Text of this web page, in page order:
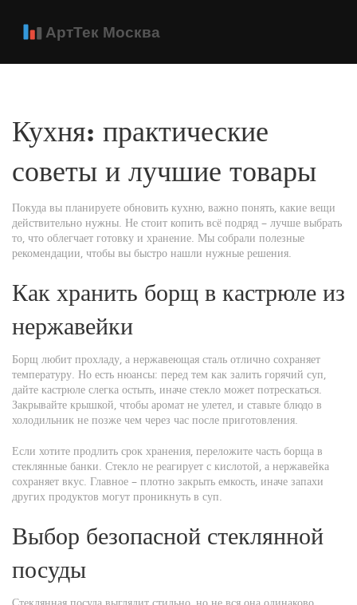
Кухня: практические
советы и лучшие товары
Покуда вы планируете обновить кухню, важно понять, какие вещи
действительно нужны. Не стоит копить всё подряд – лучше выбрать
то, что облегчает готовку и хранение. Мы собрали полезные
рекомендации, чтобы вы быстро нашли нужные решения.
Как хранить борщ в кастрюле из
нержавейки
Борщ любит прохладу, а нержавеющая сталь отлично сохраняет
температуру. Но есть нюансы: перед тем как залить горячий суп,
дайте кастрюле слегка остыть, иначе стекло может потрескаться.
Закрывайте крышкой, чтобы аромат не улетел, и ставьте блюдо в
холодильник не позже чем через час после приготовления.
Если хотите продлить срок хранения, переложите часть борща в
стеклянные банки. Стекло не реагирует с кислотой, а нержавейка
сохраняет вкус. Главное – плотно закрыть емкость, иначе запахи
других продуктов могут проникнуть в суп.
Выбор безопасной стеклянной
посуды